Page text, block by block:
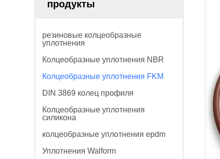
продукты
резиновые колцеобразные
уплотнения
Колцеобразные уплотнения NBR
Колцеобразные уплотнения FKM
DIN 3869 колец профиля
Колцеобразные уплотнения
силикона
колцеобразные уплотнения epdm
Уплотнения Walform